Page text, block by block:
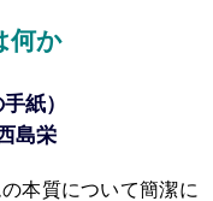
何か
紙）
島栄
本質について簡潔に